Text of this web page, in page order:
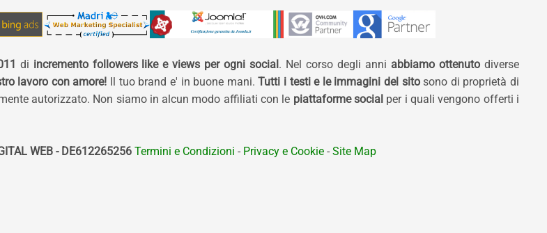
di incremento followers like e views per ogni social. Nel corso degli anni abbiamo ottenuto diverse
lavoro con amore! Il tuo brand e' in buone mani.Tutti i testi e le immagini del sitosono di proprietà di
autorizzato. Non siamo in alcun modo affiliati con le piattaforme social per i quali vengono offerti i
WEB - DE612265256Termini e Condizioni - Privacy e Cookie- Site Map